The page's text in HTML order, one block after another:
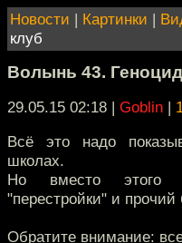
Новости | Картинки |
клуб
Волынь 43.
29.05.15 02:18 | Goblin |
Всё это надо
школах.
Но вместо этого
"перестройки" и прочий
Обратите внимание: